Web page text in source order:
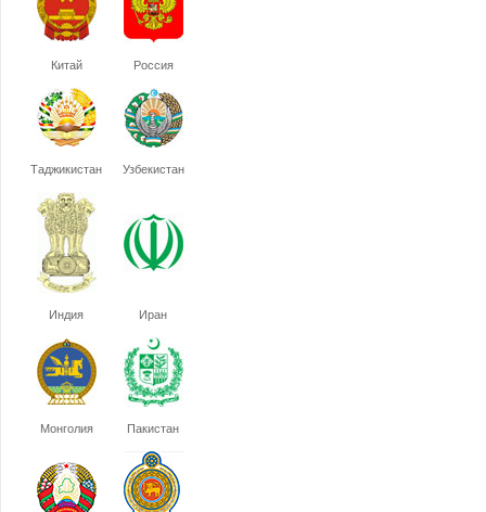
Китай Россия
Таджикистан Узбекистан
Индия Иран
Монголия Пакистан